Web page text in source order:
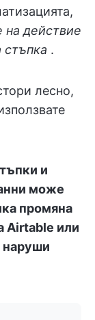
на действие
стъпка .
лесно,
и
може
промяна
Airtable или